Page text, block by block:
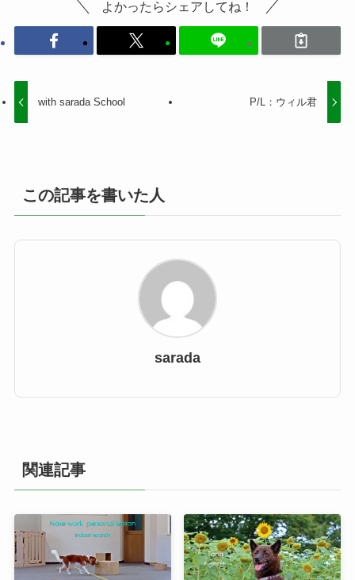
よかったらシェアしてね！
with sarada School P/L：ウィル君
この記事を書いた人
sarada
関連記事